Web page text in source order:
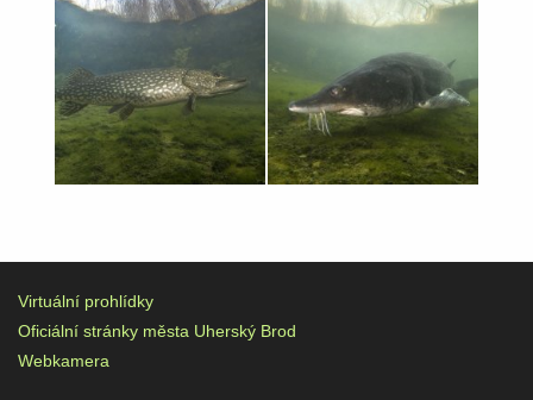
Virtuální prohlídky
Oficiální stránky města Uherský Brod
Webkamera